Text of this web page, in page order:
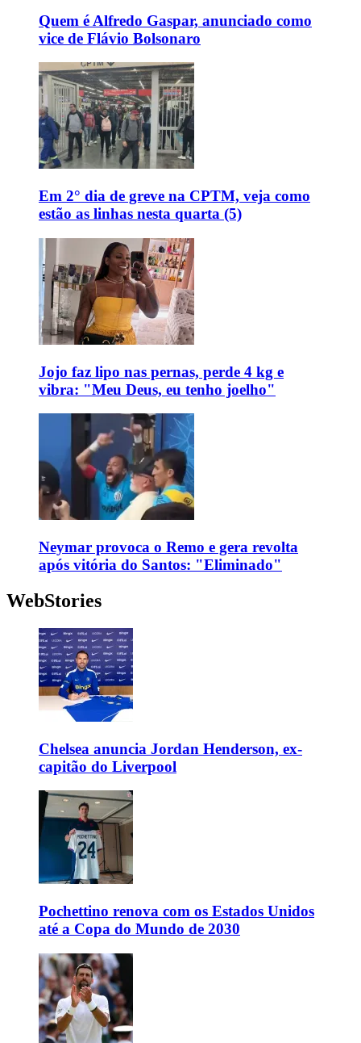
Quem é Alfredo Gaspar, anunciado como
vice de Flávio Bolsonaro
Em 2° dia de greve na CPTM, veja como
estão as linhas nesta quarta (5)
Jojo faz lipo nas pernas, perde 4 kg e
vibra: "Meu Deus, eu tenho joelho"
Neymar provoca o Remo e gera revolta
após vitória do Santos: "Eliminado"
WebStories
Chelsea anuncia Jordan Henderson, ex-
capitão do Liverpool
Pochettino renova com os Estados Unidos
até a Copa do Mundo de 2030